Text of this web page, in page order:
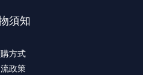
須知
方式
政策